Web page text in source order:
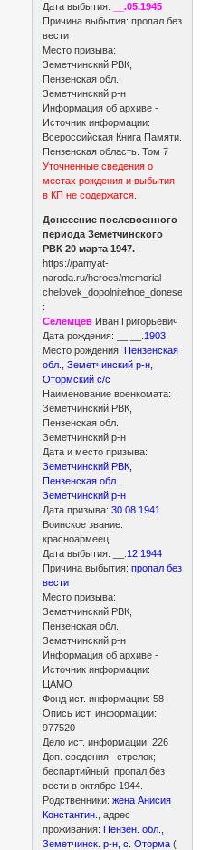
Дата выбытия: __.05.1945
Причина выбытия: пропал без
вести
Место призыва:
Земетчинский РВК,
Пензенская обл.,
Земетчинский р-н
Информация об архиве -
Источник информации:
Всероссийская Книга Памяти.
Пензенская область. Том 7
Уточненные сведения о
местах рождения и выбытия
в КП не содержатся.
Донесение послевоенного
периода Земетчинского
РВК 20 марта 1947.
https://pamyat-
naroda.ru/heroes/memorial-
:
Селемцев Иван Григорьевич
Дата рождения: __.__. 1903
Место рождения:Пензенская
обл., Земетчинский р-н,
Отормский с/с
Наименование военкомата:
Земетчинский РВК,
Пензенская обл.,
Земетчинский р-н
Дата и место призыва:
Земетчинский РВК,
Пензенская обл.,
Земетчинский р-н
Дата призыва:30.08.1941
Воинское звание:
красноармеец
Дата выбытия: __. 12.1944
Причина выбытия:пропал без
вести
Место призыва:
Земетчинский РВК,
Пензенская обл.,
Земетчинский р-н
Информация об архиве -
Источник информации:
ЦАМО
Фонд ист. информации: 58
Опись ист. информации:
977520
Дело ист. информации: 226
Доп. сведения: стрелок;
беспартийный; пропал без
вести в октябре 1944.
Родственники: жена Анисия
Константин.
, адрес
проживания:Пензен. обл.,
Земетчинск. р-н, с. Оторма (